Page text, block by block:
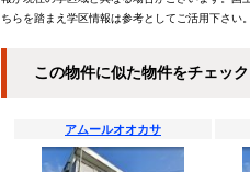
ちらを踏まえ学区情報は参考としてご活用下さい。
この物件に似た物件をチェック
アムールオオカサ